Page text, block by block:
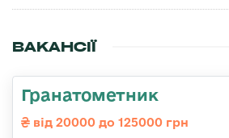
ВАКАНСІЇ
Гранатометник
від 20000 до 125000 грн